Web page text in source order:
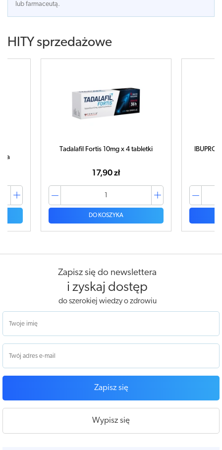
lub farmaceutą.
HITY sprzedażowe
Tadalafil Fortis 10mg x 4 tabletki
17,90 zł
DO KOSZYKA
Zapisz się do newslettera
i zyskaj dostęp
do szerokiej wiedzy o zdrowiu
Zapisz się
Wypisz się